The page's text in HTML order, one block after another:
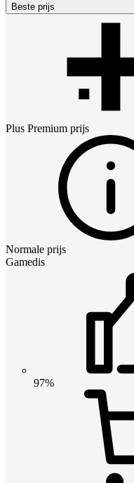
Beste prijs
Plus Premium prijs
Normale prijs
Gamedis
97%